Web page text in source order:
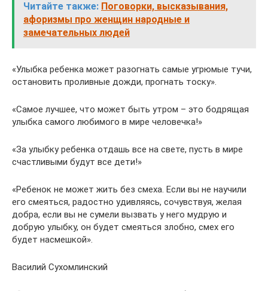
Читайте также: Поговорки, высказывания,
афоризмы про женщин народные и
замечательных людей
«Улыбка ребенка может разогнать самые угрюмые тучи,
остановить проливные дожди, прогнать тоску».
«Самое лучшее, что может быть утром – это бодрящая
улыбка самого любимого в мире человечка!»
«За улыбку ребенка отдашь все на свете, пусть в мире
счастливыми будут все дети!»
«Ребенок не может жить без смеха. Если вы не научили
его смеяться, радостно удивляясь, сочувствуя, желая
добра, если вы не сумели вызвать у него мудрую и
добрую улыбку, он будет смеяться злобно, смех его
будет насмешкой».
Василий Сухомлинский